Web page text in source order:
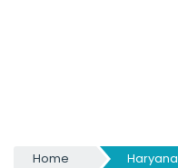
Home Haryana